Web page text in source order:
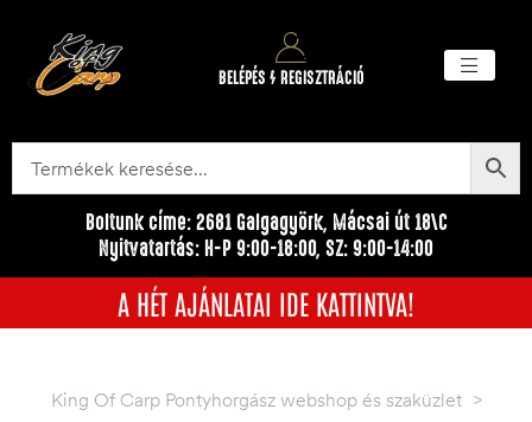
BELÉPÉS / REGISZTRÁCIÓ
Boltunk címe: 2681 Galgagyörk, Mácsai út 18\C
Nyitvatartás: H-P 9:00-18:00, SZ: 9:00-14:00
A HÉT AJÁNLATAI IDE KATTINTVA!
King Of Carp Pontyhorgász webshop és szaküzlet >